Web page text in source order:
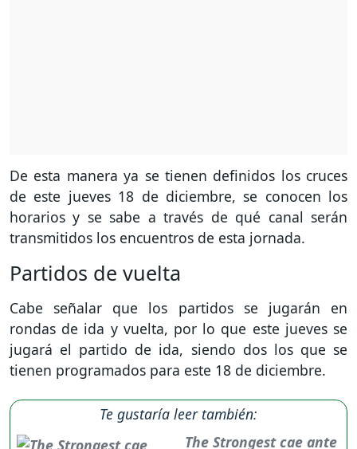
De esta manera ya se tienen definidos los cruces
de este jueves 18 de diciembre, se conocen los
horarios y se sabe a través de qué canal serán
transmitidos los encuentros de esta jornada.
Partidos de vuelta
Cabe señalar que los partidos se jugarán en
rondas de ida y vuelta, por lo que este jueves se
jugará el partido de ida, siendo dos los que se
tienen programados para este 18 de diciembre.
Te gustaría leer también:
The Strongest cae ante